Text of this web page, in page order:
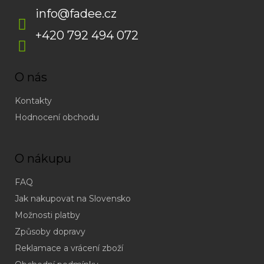
info@fadee.cz
+420 792 494 072
O nás
Kontakty
Hodnocení obchodu
O nákupu
FAQ
Jak nakupovat na Slovensko
Možnosti platby
Způsoby dopravy
Reklamace a vrácení zboží